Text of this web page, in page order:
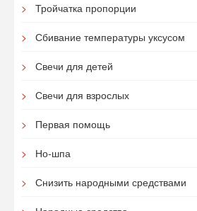
Тройчатка пропорции
Сбивание температуры уксусом
Свечи для детей
Свечи для взрослых
Первая помощь
Но-шпа
Снизить народными средствами